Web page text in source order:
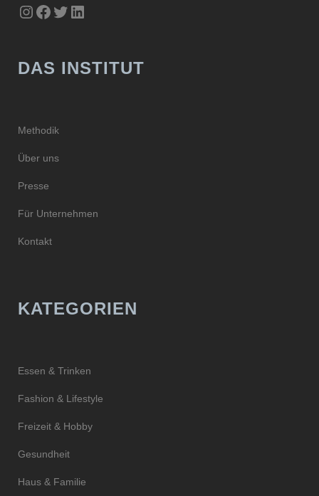
Instagram
Facebook
Twitter
LinkedIn
DAS INSTITUT
Methodik
Über uns
Presse
Für Unternehmen
Kontakt
KATEGORIEN
Essen & Trinken
Fashion & Lifestyle
Freizeit & Hobby
Gesundheit
Haus & Familie